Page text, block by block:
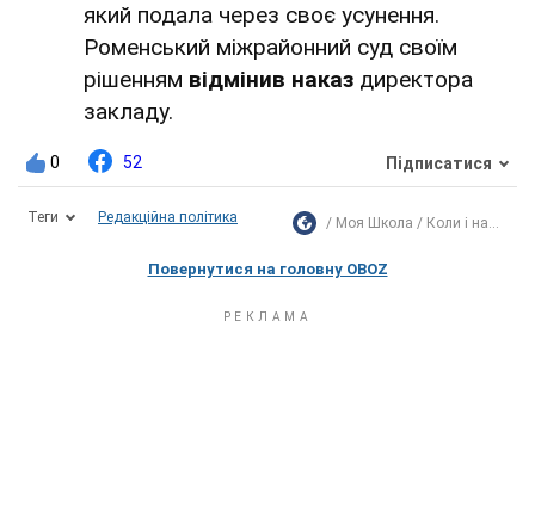
який подала через своє усунення.
Роменський міжрайонний суд своїм
рішенням відмінив наказ директора
закладу.
0 52 Підписатися
Теги Редакційна політика Моя Школа Коли і на...
Повернутися на головну OBOZ